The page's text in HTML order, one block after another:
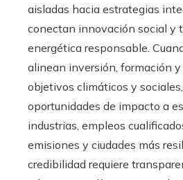
aisladas hacia estrategias
conectan innovación social y
energética responsable.
alinean inversión, formación
objetivos climáticos y
oportunidades de impacto a
industrias, empleos
emisiones y ciudades más
credibilidad requiere